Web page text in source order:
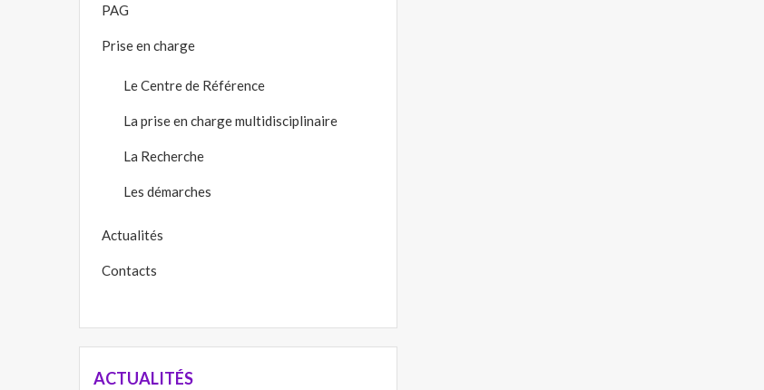
PAG
Prise en charge
Le Centre de Référence
La prise en charge multidisciplinaire
La Recherche
Les démarches
Actualités
Contacts
ACTUALITÉS